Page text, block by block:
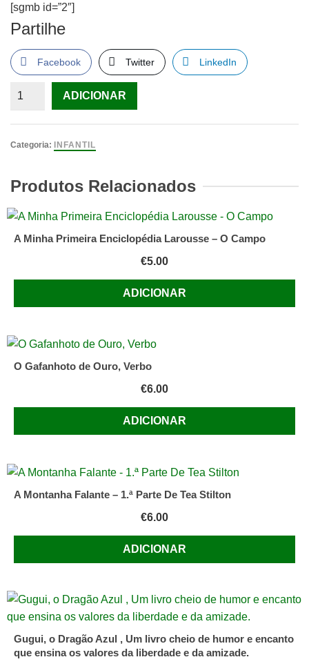
[sgmb id=”2″]
Partilhe
Facebook Twitter LinkedIn
Quantidade
Festa
ADICIONAR
Categoria: INFANTIL
Produtos Relacionados
A Minha Primeira Enciclopédia Larousse – O Campo
€5.00
ADICIONAR
O Gafanhoto de Ouro, Verbo
€6.00
ADICIONAR
A Montanha Falante – 1.ª Parte De Tea Stilton
€6.00
ADICIONAR
Gugui, o Dragão Azul , Um livro cheio de humor e encanto
que ensina os valores da liberdade e da amizade.